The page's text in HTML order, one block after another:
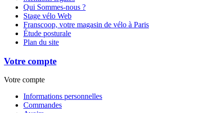
Qui Sommes-nous ?
Stage vélo Web
Franscoop, votre magasin de vélo à Paris
Étude posturale
Plan du site
Votre compte
Votre compte
Informations personnelles
Commandes